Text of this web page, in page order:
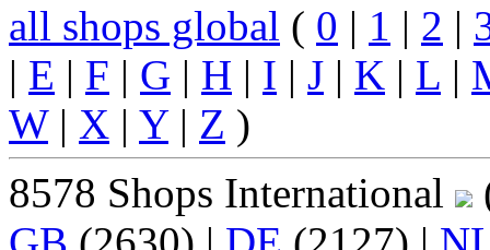
all shops global ( 0 | 1 | 2 |
| E | F | G | H | I | J | K | L |
W| X | Y| Z )
8578 Shops International